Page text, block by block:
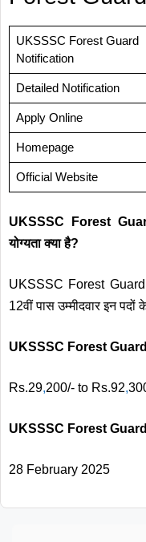
UKSSSC Forest Guard
Notification
Detailed Notification
Apply Online
Homepage
Official Website
UKSSSC Forest
योग्यता क्या है?
UKSSSC Forest
12वीं पास उम्मीदवार इन
UKSSSC Forest
Rs.29,200/- to Rs.92,
UKSSSC Forest
28 February 2025